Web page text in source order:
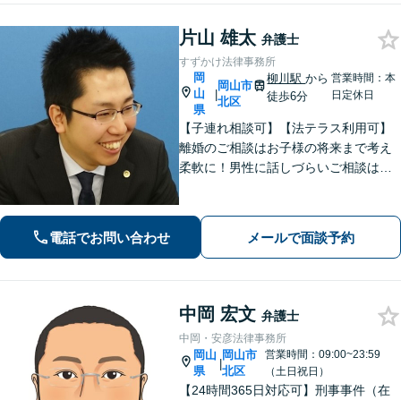
片山 雄太 弁護士
すずかけ法律事務所
岡
山
県
|
岡山市
北区
柳川駅から
徒歩6分
営業時間：本
日定休日
【子連れ相談可】【法テラス利用可】
離婚のご相談はお子様の将来まで考え
柔軟に！男性に話しづらいご相談は女
と連携してきめ細やかに対応【注力分
野初回相談無料】【WEB面談可】
電話でお問い合わせ メールで面談予約
中岡 宏文 弁護士
中岡・安彦法律事務所
岡山
県
|
岡山市
北区
営業時間：09:00~23:59
（土日祝日）
【24時間365日対応可】刑事事件（在